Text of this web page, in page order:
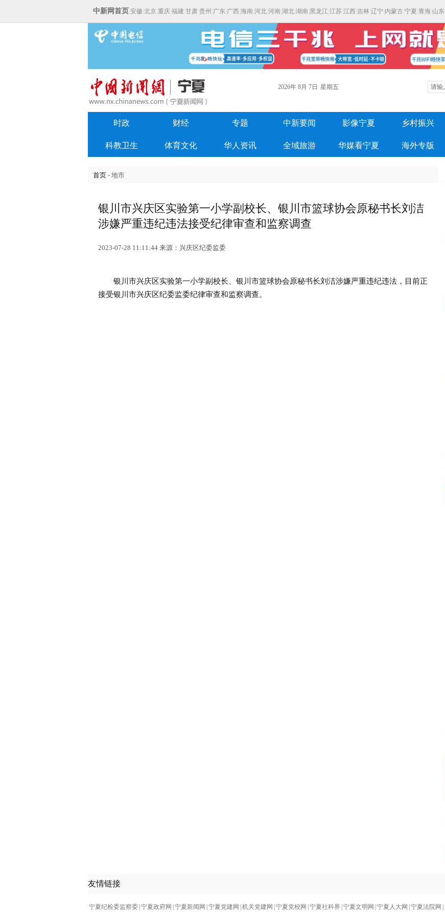
中新网首页 安徽 北京 重庆 福建 甘肃 贵州 广东 广西 海南 河北 河南 湖北 湖南 黑龙江 江苏 江西 吉林 辽宁 内蒙古 宁夏 青海 山东
2026年 8月 7日 星期五
时政 财经 专题 中新要闻 影像宁夏 乡村振兴
科教卫生 体育文化 华人资讯 全域旅游 华媒看宁夏 海外专版
首页 - 地市
银川市兴庆区实验第一小学副校长、银川市篮球协会原秘书长刘洁
涉嫌严重违纪违法接受纪律审查和监察调查
2023-07-28 11:11:44 来源：兴庆区纪委监委
银川市兴庆区实验第一小学副校长、银川市篮球协会原秘书长刘洁涉嫌严重违纪违法，目前正
接受银川市兴庆区纪委监委纪律审查和监察调查。
友情链接
宁夏纪检委监察委 宁夏政府网 宁夏新闻网 宁夏党建网 机关党建网 宁夏党校网 宁夏社科界 宁夏文明网 宁夏人大网 宁夏法院网